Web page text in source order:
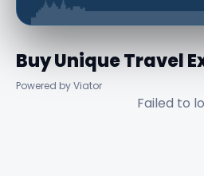
Buy Unique Travel
Powered by Viator
Failed to